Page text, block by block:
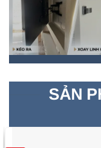
SẢN